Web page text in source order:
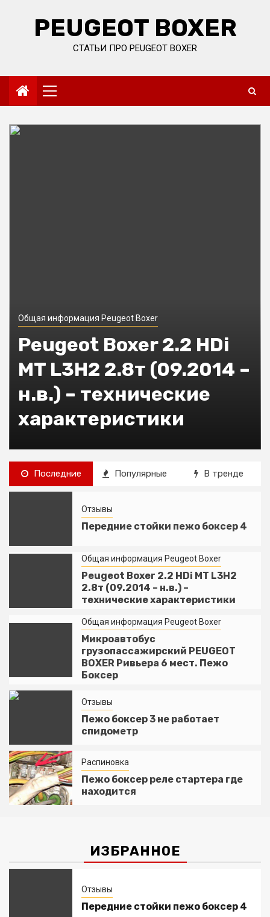
PEUGEOT BOXER
СТАТЬИ ПРО PEUGEOT BOXER
Primary
Menu
Микроавтобус
грузопассажирский
PEUGEOT BOXER
Ривьера 6 мест. Пежо
Боксер
Последние Популярные В тренде
Отзывы
Передние стойки пежо боксер 4
Общая информация Peugeot Boxer
Peugeot Boxer 2.2 HDi MT L3H2
2.8т (09.2014 – н.в.) –
технические характеристики
Общая информация Peugeot Boxer
Микроавтобус
грузопассажирский PEUGEOT
BOXER Ривьера 6 мест. Пежо
Боксер
Отзывы
Пежо боксер 3 не работает
спидометр
Распиновка
Пежо боксер реле стартера где
находится
ИЗБРАННОЕ
Отзывы
Передние стойки пежо боксер 4